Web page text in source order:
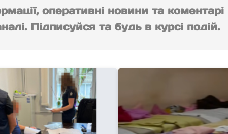
оперативні новини та
Підписуйся та будь в курсі подій.